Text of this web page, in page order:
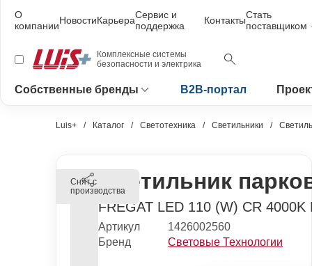
О
компанииНовостиКарьераСервис и
поддержка
КонтактыСтать
поставщиком
Комплексные системы
безопасности и электрика
Собственные бренды B2B-портал
Luis+ Каталог Светотехника Светильники
Снят с
производстваСветильник
FREGAT LED 110 (W) CR 4000K
Артикул
1426002560
Бренд
Световые Технологии